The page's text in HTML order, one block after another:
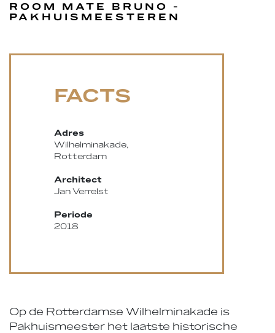
ROOM MATE BRUNO -
PAKHUISMEESTEREN
FACTS
Adres
Wilhelminakade,
Rotterdam
Architect
Jan Verrelst
Periode
2018
Op de Rotterdamse Wilhelminakade is
Pakhuismeester het laatste historische